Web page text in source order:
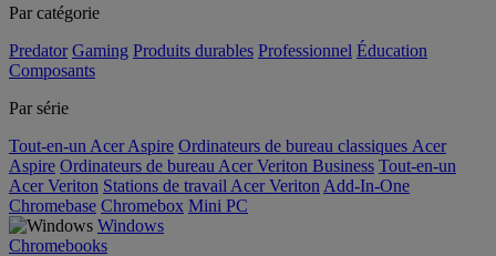
Par catégorie
Predator Gaming Produits durables Professionnel Éducation
Composants
Par série
Tout-en-un Acer Aspire Ordinateurs de bureau classiques Acer
Aspire Ordinateurs de bureau Acer Veriton Business Tout-en-un
Acer Veriton Stations de travail Acer Veriton Add-In-One
Chromebase Chromebox Mini PC
Windows
Chromebooks